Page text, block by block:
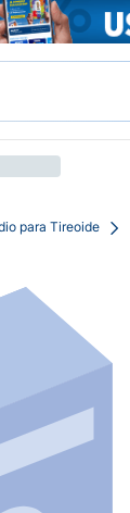
para Tireoide